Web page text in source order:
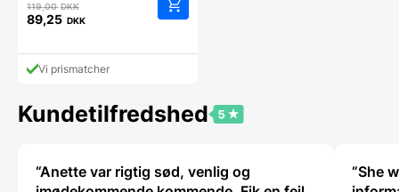
119,00DKKDen
oprindelige
var:
119,00 DKK.
89,25 DKK
aktuelle
prisVi prismatcher
Kundetilfredshed
“Anette var rigtig sød, venlig og
“She